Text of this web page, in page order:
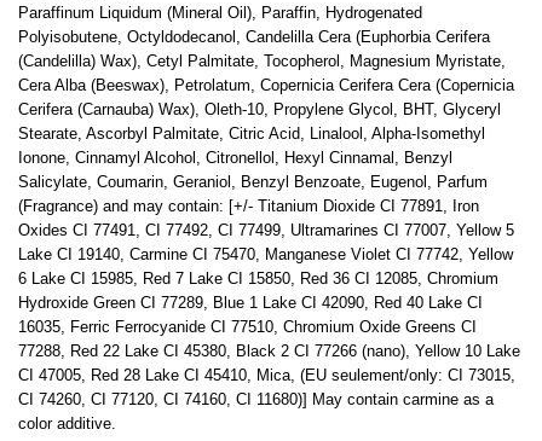
Paraffinum Liquidum (Mineral Oil), Paraffin, Hydrogenated
Polyisobutene, Octyldodecanol, Candelilla Cera (Euphorbia Cerifera
(Candelilla) Wax), Cetyl Palmitate, Tocopherol, Magnesium Myristate,
Cera Alba (Beeswax), Petrolatum, Copernicia Cerifera Cera (Copernicia
Cerifera (Carnauba) Wax), Oleth-10, Propylene Glycol, BHT, Glyceryl
Stearate, Ascorbyl Palmitate, Citric Acid, Linalool, Alpha-Isomethyl
Ionone, Cinnamyl Alcohol, Citronellol, Hexyl Cinnamal, Benzyl
Salicylate, Coumarin, Geraniol, Benzyl Benzoate, Eugenol, Parfum
(Fragrance) and may contain: [+/- Titanium Dioxide CI 77891, Iron
Oxides CI 77491, CI 77492, CI 77499, Ultramarines CI 77007, Yellow 5
Lake CI 19140, Carmine CI 75470, Manganese Violet CI 77742, Yellow
6 Lake CI 15985, Red 7 Lake CI 15850, Red 36 CI 12085, Chromium
Hydroxide Green CI 77289, Blue 1 Lake CI 42090, Red 40 Lake CI
16035, Ferric Ferrocyanide CI 77510, Chromium Oxide Greens CI
77288, Red 22 Lake CI 45380, Black 2 CI 77266 (nano), Yellow 10 Lake
CI 47005, Red 28 Lake CI 45410, Mica, (EU seulement/only: CI 73015,
CI 74260, CI 77120, CI 74160, CI 11680)] May contain carmine as a
color additive.